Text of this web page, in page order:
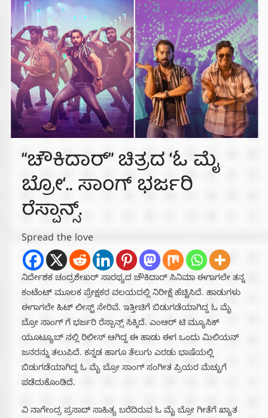
“ಚೌಕಿದಾರ್” ಚಿತ್ರದ ‘ಓ ಮೈ
ಬ್ರೋ‘.. ಸಾಂಗ್ ಭರ್ಜರಿ
ರೆಸ್ಪಾನ್ಸ್.
Spread the love
ನಿರ್ದೇಶಕ ಚಂದ್ರಶೇಖರ್ ಸಾರಥ್ಯದ ಚೌಕಿದಾರ್ ಸಿನಿಮಾ ಈಗಾಗಲೇ ತನ್ನ
ಕಂಟೆಂಟ್ ಮೂಲಕ ಪ್ರೇಕ್ಷಕರ ವಲಯದಲ್ಲಿ ನಿರೀಕ್ಷೆ ಹೆಚ್ಚಿಸಿದೆ. ಹಾಡುಗಳು
ಈಗಾಗಲೇ ಹಿಟ್ ಲೀಸ್ಟ್ ಸೇರಿವೆ. ಇತ್ತೀಚಿಗೆ ಬಿಡುಗಡೆಯಾಗಿದ್ದ ಓ ಮೈ
ಬ್ರೋ ಸಾಂಗ್ ಗೆ ಭರ್ಜರಿ ರೆಸ್ಪಾನ್ಸ್ ಸಿಕ್ಕಿದೆ. ಎಂಆರ್ ಟಿ ಮ್ಯೂಸಿಕ್
ಯೂಟ್ಯೂಬ್ ನಲ್ಲಿ ರಿಲೀಸ್ ಆಗಿದ್ದ ಈ ಹಾಡು ಈಗ ಒಂದು ಮಿಲಿಯನ್
ಜನರನ್ನು ತಲುಪಿದೆ. ಕನ್ನಡ ಹಾಗೂ ತೆಲುಗು ಎರಡು ಭಾಷೆಯಲ್ಲಿ
ಬಿಡುಗಡೆಯಾಗಿದ್ದ ಓ ಮೈ ಬ್ರೋ ಸಾಂಗ್ ಸಂಗೀತ ಪ್ರಿಯರ ಮೆಚ್ಚುಗೆ
ಪಡೆದುಕೊಂಡಿದೆ.
ವಿ ನಾಗೇಂದ್ರ ಪ್ರಸಾದ್ ಸಾಹಿತ್ಯ ಬರೆದಿರುವ ಓ ಮೈ ಬ್ರೋ ಗೀತೆಗೆ ಖ್ಯಾತ